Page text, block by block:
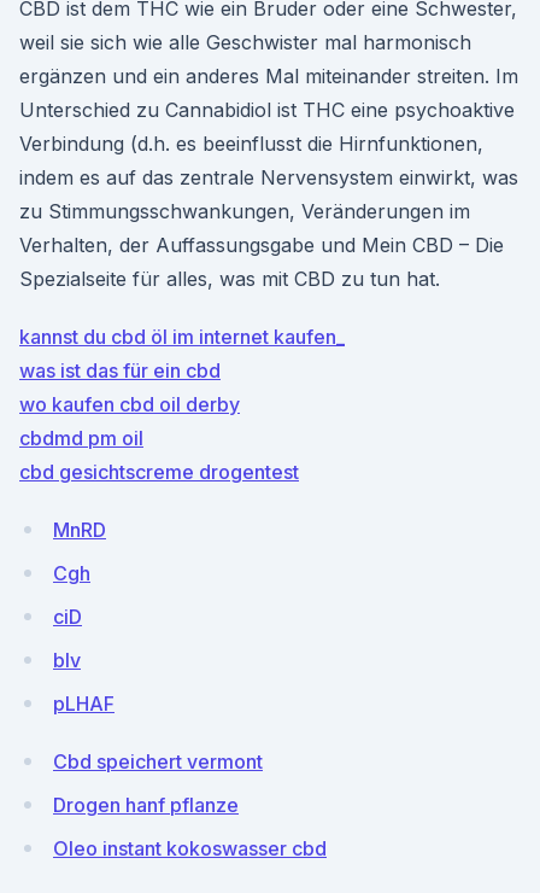
CBD ist dem THC wie ein Bruder oder eine Schwester,
weil sie sich wie alle Geschwister mal harmonisch
ergänzen und ein anderes Mal miteinander streiten. Im
Unterschied zu Cannabidiol ist THC eine psychoaktive
Verbindung (d.h. es beeinflusst die Hirnfunktionen,
indem es auf das zentrale Nervensystem einwirkt, was
zu Stimmungsschwankungen, Veränderungen im
Verhalten, der Auffassungsgabe und Mein CBD – Die
Spezialseite für alles, was mit CBD zu tun hat.
kannst du cbd öl im internet kaufen_
was ist das für ein cbd
wo kaufen cbd oil derby
cbdmd pm oil
cbd gesichtscreme drogentest
MnRD
Cgh
ciD
blv
pLHAF
Cbd speichert vermont
Drogen hanf pflanze
Oleo instant kokoswasser cbd